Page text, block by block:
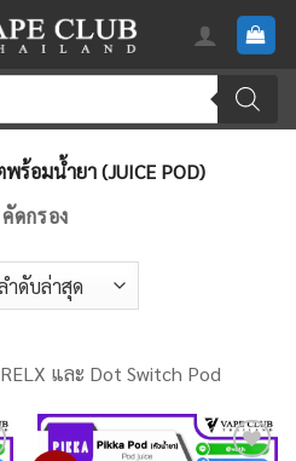
ร้อมน้ำยา (JUICE POD)
คัดกรอง
และ Dot Switch Pod